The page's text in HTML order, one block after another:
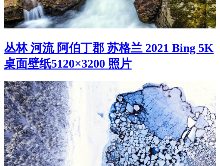
丛林 河流 阿伯丁郡 苏格兰 2021 Bing 5K
桌面壁纸5120×3200 照片